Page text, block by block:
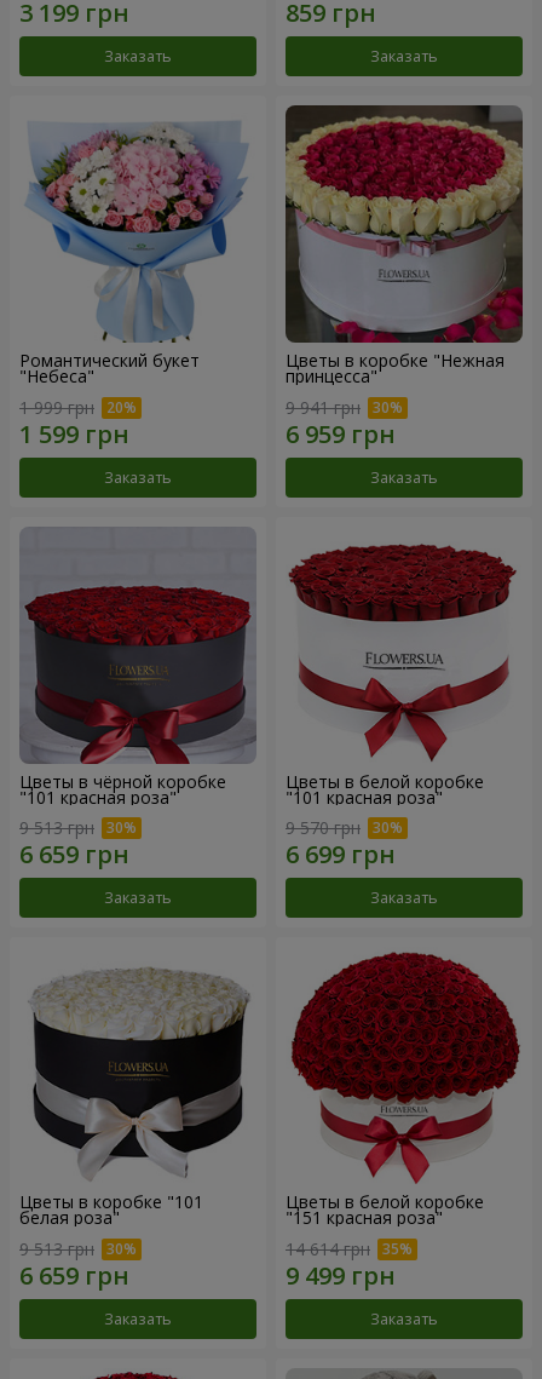
Заказать Заказать
Романтический букет
"Небеса"
1 999 грн
Заказать
Цветы в коробке "Нежная
принцесса"
9 941 грн
Заказать
Цветы в чёрной коробке
"101 красная роза"
9 513 грн
Заказать
Цветы в белой коробке
"101 красная роза"
9 570 грн
Заказать
Цветы в коробке "101
белая роза"
9 513 грн
Заказать
Цветы в белой коробке
"151 красная роза"
14 614 грн
Заказать